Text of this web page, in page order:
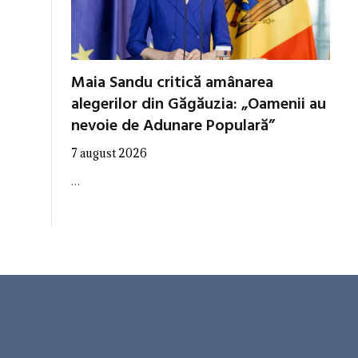
Maia Sandu critică amânarea
alegerilor din Găgăuzia: „Oamenii au
nevoie de Adunare Populară”
7 august 2026
…